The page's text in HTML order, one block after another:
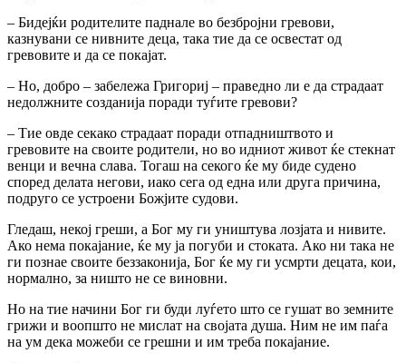
– Бидејќи родителите паднале во безбројни гревови,
казнувани се нивните деца, така тие да се освестат од
гревовите и да се покајат.
– Ho, добро – забележа Григориј – праведно ли е да страдаат
недолжните созданија поради туѓите гревови?
– Тие овде секако страдаат поради отпадништвото и
гревовите на своите родители, но во идниот живот ќе стекнат
венци и вечна слава. Тогаш на секого ќе му биде судено
според делата негови, иако сега од една или друга причина,
подруго се устроени Божјите судови.
Гледаш, некој греши, а Бог му ги уништува лозјата и нивите.
Ако нема покајание, ќе му ја погуби и стоката. Ако ни така не
ги познае своите беззаконија, Бог ќе му ги усмрти децата, кои,
нормално, за ништо не се виновни.
Но на тие начини Бог ги буди луѓето што се гушат во земните
грижи и воопшто не мислат на својата душа. Ним не им паѓа
на ум дека можеби се грешни и им треба покајание.